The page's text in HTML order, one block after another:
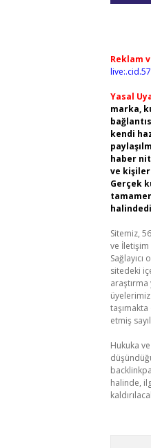
Reklam
Yasal
marka,
kendi
haber
ve kişiler
Gerçek
Sitemiz,
ve İletişim
sitedeki
etmiş
Hukuka
halinde,